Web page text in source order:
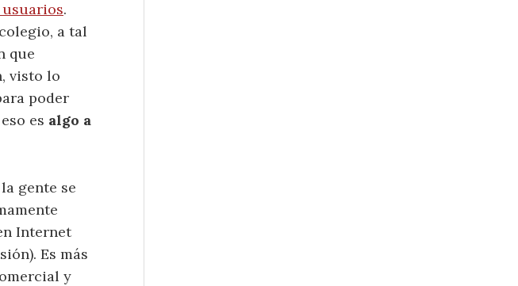
.
a tal
que
visto lo
poder
es algo a
gente se
Internet
Es más
y